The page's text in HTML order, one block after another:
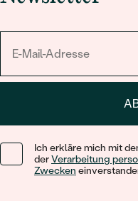
Ich erkläre mich mit
derVerarbeitung
Zwecken